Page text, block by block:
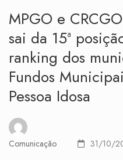
MPGO e
sai da 15ª
ranking dos
Fundos
Pessoa Idosa
Comunicação 31/10/